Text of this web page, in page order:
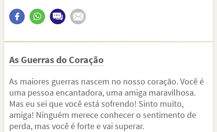
As Guerras do Coração
As maiores guerras nascem no nosso coração. Você é
uma pessoa encantadora, uma amiga maravilhosa.
Mas eu sei que você está sofrendo! Sinto muito,
amiga! Ninguém merece conhecer o sentimento de
perda, mas você é forte e vai superar.